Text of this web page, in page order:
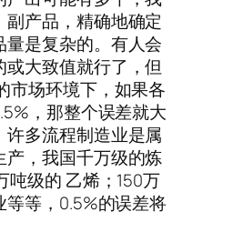
产品，精确地确定
量是复杂的。有人会
大致值就行了，但
市场环境下，如果各
，那整个误差就大
许多流程制造业是属
产，我国千万级的炼
吨级的 乙烯；150万
等等，0.5%的误差将